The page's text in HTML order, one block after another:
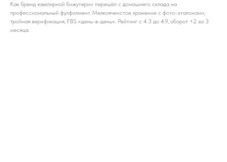
Как бренд ювелирной бижутерии перешёл с домашнего склада на
профессиональный фулфилмент. Мелкоячеистое хранение с фото-эталонами,
тройная верификация, FBS «день-в-день». Рейтинг с 4.3 до 4.9, оборот ×2 за 3
месяца.